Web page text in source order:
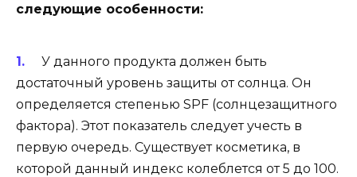
следующие особенности:
У данного продукта должен быть
достаточный уровень защиты от солнца. Он
определяется степенью SPF (солнцезащитного
фактора). Этот показатель следует учесть в
первую очередь. Существует косметика, в
которой данный индекс колеблется от 5 до 100.